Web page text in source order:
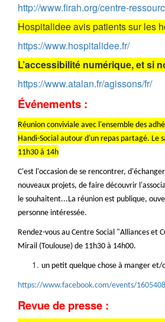
http://www.firah.org/centre-
Hospitalidee avis patients sur les
https://www.hospitalidee.fr/
L’accessibilité numérique, et si
https://www.atalan.fr/agissons/fr/
Événements :
Réunion conviviale avec l'ensemble des
Handi-Social autour d'un repas partagé. Le
11h30 à 14h
C'est l'occasion de se rencontrer,
nouveaux projets, de faire découvrir
le souhaitent...La réunion est publique,
personne intéressée.
Rendez-vous au Centre Social "Alliances et
Mirail (Toulouse) de 11h30 à 14h00.
un petit quelque chose à manger et/
https://www.facebook.com/events/
Revue de presse :